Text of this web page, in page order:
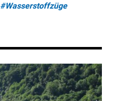
#Wasserstoffzüge